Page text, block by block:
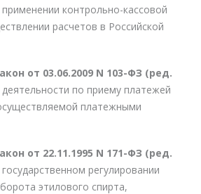
контрольно-кассовой
расчетов в Российской
от 03.06.2009 N 103-ФЗ (ред.
по приему платежей
платежными
от 22.11.1995 N 171-ФЗ (ред.
регулировании
этилового спирта,